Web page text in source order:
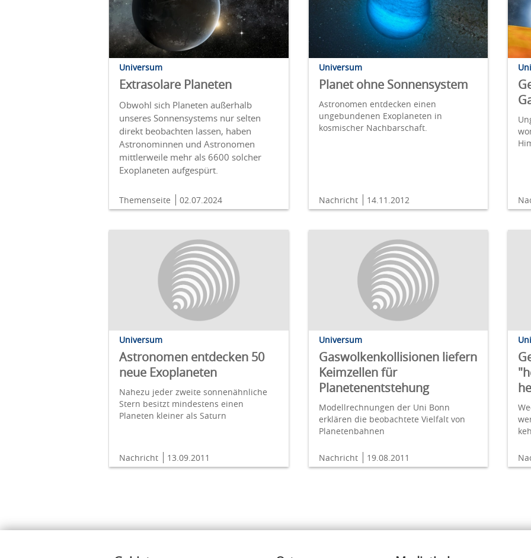
Universum
Extrasolare Planeten
Obwohl sich Planeten außerhalb
unseres Sonnensystems nur selten
direkt beobachten lassen, haben
Astronominnen und Astronomen
mittlerweile mehr als 6600 solcher
Exoplaneten aufgespürt.
Themenseite 02.07.2024
Universum
Planet ohne Sonnensystem
Astronomen entdecken einen
ungebundenen Exoplaneten in
kosmischer Nachbarschaft.
Nachricht 14.11.2012
Universum
Astronomen entdecken 50
neue Exoplaneten
Nahezu jeder zweite sonnenähnliche
Stern besitzt mindestens einen
Planeten kleiner als Saturn
Nachricht 13.09.2011
Universum
Gaswolkenkollisionen liefern
Keimzellen für
Planetenentstehung
Modellrechnungen der Uni Bonn
erklären die beobachtete Vielfalt von
Planetenbahnen
Nachricht 19.08.2011